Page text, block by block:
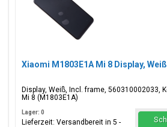
Xiaomi M1803E1A Mi 8 Display,
Display, Weiß, Incl. frame, 560310002033,
Mi 8 (M1803E1A)
Lager: 0
Lieferzeit: Versandbereit in 5 -